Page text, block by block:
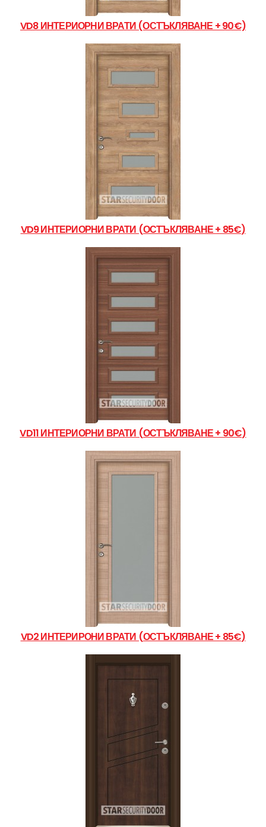
VD8 ИНТЕРИОРНИ ВРАТИ (ОСТЪКЛЯВАНЕ + 90€)
VD9 ИНТЕРИОРНИ ВРАТИ (ОСТЪКЛЯВАНЕ + 85€)
VD11 ИНТЕРИОРНИ ВРАТИ (ОСТЪКЛЯВАНЕ + 90€)
VD2 ИНТЕРИРОНИ ВРАТИ (ОСТЪКЛЯВАНЕ + 85€)